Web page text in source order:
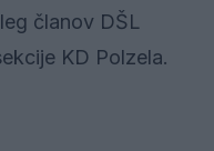
članov DŠL
KD Polzela.